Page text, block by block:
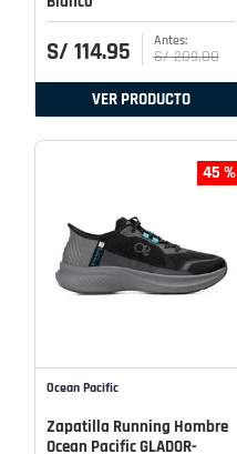
S/ 114.95 S/ 209.00
VER PRODUCTO
45 %
Ocean Pacific
Zapatilla Running Hombre
Ocean Pacific GLADOR-